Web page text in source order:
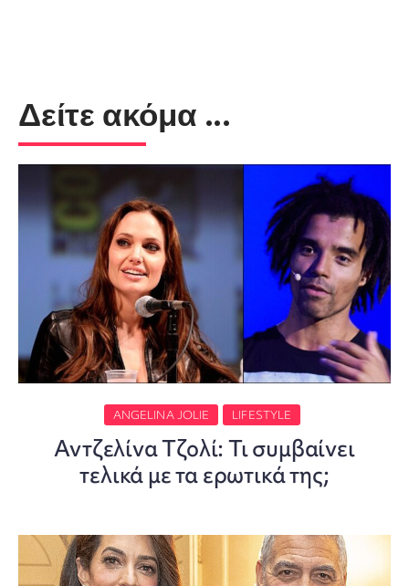
Δείτε ακόμα ...
ANGELINA JOLIE LIFESTYLE
Αντζελίνα Τζολί: Τι συμβαίνει
τελικά με τα ερωτικά της;